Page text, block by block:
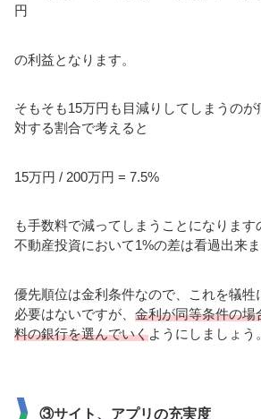
円
の利益となります。
そもそも15万円も目減りしてしまうのが
対する割合で考えると
15万円 / 200万円 = 7.5%
も手数料で減ってしまうことになりま
不動産投資において1%の差は看過出来ま
優先順位は金利条件なので、これを犠牲
必要はないですが、 金利が同等条件の場
料の銀行を選んでいくようにしましょう。
③サイト、アプリの充実度